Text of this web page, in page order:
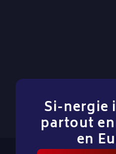
Si-nergie
partout
en